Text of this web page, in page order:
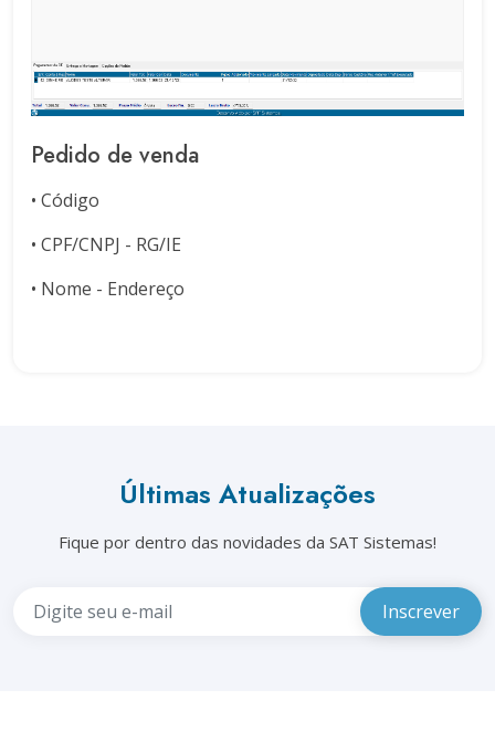
Pedido de venda
• Código
• CPF/CNPJ - RG/IE
• Nome - Endereço
Últimas Atualizações
Fique por dentro das novidades da SAT Sistemas!